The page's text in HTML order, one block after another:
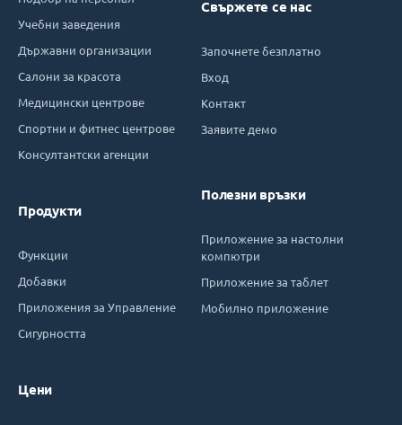
Учебни заведения
Държавни организации
Салони за красота
Медицински центрове
Спортни и фитнес центрове
Консултантски агенции
Продукти
Функции
Добавки
Приложения за Управление
Сигурността
Цени
Свържете се нас
Започнете безплатно
Вход
Контакт
Заявите демо
Полезни връзки
Приложение за настолни
компютри
Приложение за таблет
Мобилно приложение